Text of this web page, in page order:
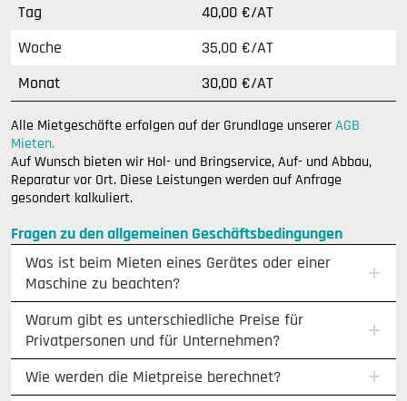
Tag
40,00 €/AT
Woche
35,00 €/AT
Monat
30,00 €/AT
Alle Mietgeschäfte erfolgen auf der Grundlage unserer AGB
Mieten.
Auf Wunsch bieten wir Hol- und Bringservice, Auf- und Abbau,
Reparatur vor Ort. Diese Leistungen werden auf Anfrage
gesondert kalkuliert.
Fragen zu den allgemeinen Geschäftsbedingungen
Was ist beim Mieten eines Gerätes oder einer
Maschine zu beachten?
Warum gibt es unterschiedliche Preise für
Privatpersonen und für Unternehmen?
Wie werden die Mietpreise berechnet?